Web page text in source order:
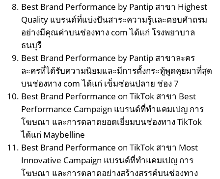
Best Brand Performance by Pantip สาขา Highest
Quality แบรนด์ที่แบ่งปันสาระความรู้และตอบคำถรม
อย่างมีคุณค่าบนช่องทาง com ได้แก่ โรงพยาบาล
ธนบุรี
Best Brand Performance by Pantip สาขาละคร
ละครที่ได้รับความนิยมและมีการตั้งกระทู้พูดคุยมาที่สุด
บนช่องทาง com ได้แก่ เข็มซ่อนปลาย ช่อง 7
Best Brand Performance on TikTok สาขา Best
Performance Campaign แบรนด์ที่ทำแคมเปญ การ
โฆษณา และการตลาดยอดเยี่ยมบนช่องทาง TikTok
ได้แก่ Maybelline
Best Brand Performance on TikTok สาขา Most
Innovative Campaign แบรนด์ที่ทำแคมเปญ การ
โฆษณา และการตลาดอย่างสร้างสรรค์บนช่องทาง